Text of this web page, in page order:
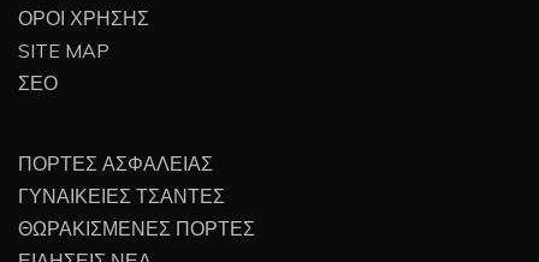
ΟΡΟΙ ΧΡΗΣΗΣ
SITE MAP
ΣΕΟ
ΠΟΡΤΕΣ ΑΣΦΑΛΕΙΑΣ
ΓΥΝΑΙΚΕΙΕΣ ΤΣΑΝΤΕΣ
ΘΩΡΑΚΙΣΜΕΝΕΣ ΠΟΡΤΕΣ